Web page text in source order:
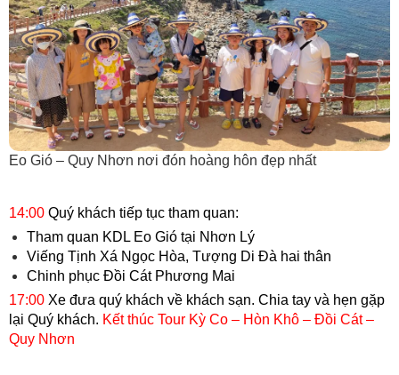
Eo Gió – Quy Nhơn nơi đón hoàng hôn đẹp nhất
14:00 Quý khách tiếp tục tham quan:
Tham quan KDL Eo Gió tại Nhơn Lý
Viếng Tịnh Xá Ngọc Hòa, Tượng Di Đà hai thân
Chinh phục Đồi Cát Phương Mai​
17:00 Xe đưa quý khách về khách sạn. Chia tay và hẹn gặp
lại Quý khách. Kết thúc Tour Kỳ Co – Hòn Khô – Đồi Cát –
Quy Nhơn